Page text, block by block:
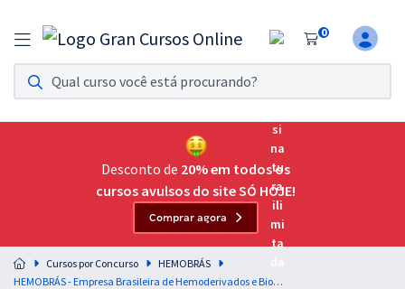
0
Assinatura Ilimitada 11
Acesso a todos os cursos. Teste grátis por 7 dias!
Assinatura OAB Até Passar
Acesso ilimitado a toda preparação para o Exame da
Residências Multiprofissionais
Preparação completa e intensiva para as principais
residências em saúde do Brasil
Desconto de 20% em todos os
cursos avulsos do site SÓ HOJE!
Comprar agora
Cursos por Concurso
HEMOBRÁS
HEMOBRÁS - Empresa Brasileira de Hemoderivados e Biotecnologia - Analista Administrativo de Assuntos Corporativos - Desenvolvimento de Pessoal (Módulo Especial)